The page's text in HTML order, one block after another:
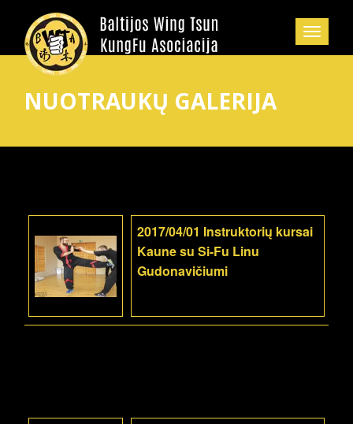
NUOTRAUKŲ GALERIJA
2017/04/01 Instruktorių kursai
Kaune su Si-Fu Linu
Gudonavičiumi